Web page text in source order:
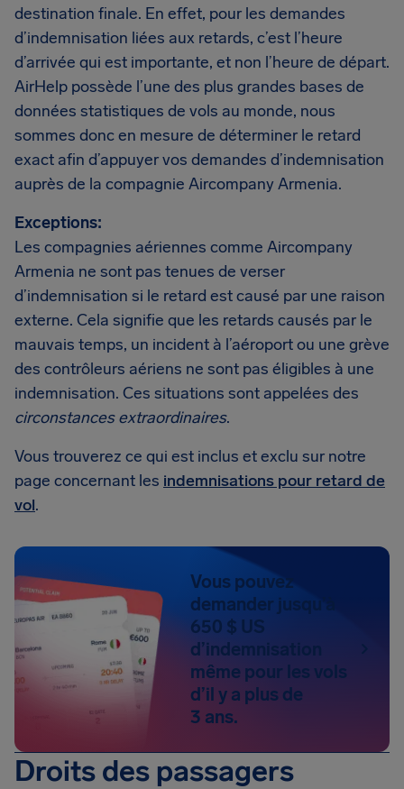
destination finale. En effet, pour les demandes
d’indemnisation liées aux retards, c’est l’heure
d’arrivée qui est importante, et non l’heure de départ.
AirHelp possède l’une des plus grandes bases de
données statistiques de vols au monde, nous
sommes donc en mesure de déterminer le retard
exact afin d’appuyer vos demandes d’indemnisation
auprès de la compagnie Aircompany Armenia.
Exceptions:
Les compagnies aériennes comme Aircompany
Armenia ne sont pas tenues de verser
d’indemnisation si le retard est causé par une raison
externe. Cela signifie que les retards causés par le
mauvais temps, un incident à l’aéroport ou une grève
des contrôleurs aériens ne sont pas éligibles à une
indemnisation. Ces situations sont appelées des
circonstances extraordinaires.
Vous trouverez ce qui est inclus et exclu sur notre
page concernant les indemnisations pour retard de
vol.
Vous pouvez
demander jusqu’à
650 $ US
d’indemnisation
même pour les vols
d’il y a plus de
3 ans.
Droits des passagers